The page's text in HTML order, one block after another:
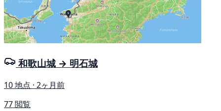
和歌山城 → 明石城
10 地点 · 2ヶ月前
77 閲覧